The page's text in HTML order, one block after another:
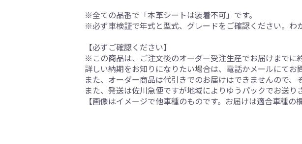
※全ての品番で「本革シートは装着不可」です。
※必ず車検証で年式と型式、グレードをご確認ください。わ
【必ずご確認ください】
※この商品は、ご注文後のオーダー受注生産でお届けまでに
詳しい納期をお知りになりたい場合は、電話かメールにてお
また、オーダー商品は代引きでのお届けはできませんので
また、発送は佐川急便ですが地域によりゆうパックでお送り
【画像はイメージで他車種のものです。お届けは適合車種の